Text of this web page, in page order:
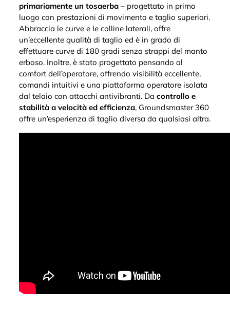
primariamente un tosaerba – progettato in primo
luogo con prestazioni di movimento e taglio superiori.
Abbraccia le curve e le colline laterali, offre
un’eccellente qualità di taglio ed è in grado di
effettuare curve di 180 gradi senza strappi del manto
erboso. Inoltre, è stato progettato pensando al
comfort dell’operatore, offrendo visibilità eccellente,
comandi intuitivi e una piattaforma operatore isolata
dal telaio con attacchi antivibranti. Dacontrollo e
stabilità a velocità ed efficienza, Groundsmaster 360
offre un’esperienza di taglio diversa da qualsiasi altra.